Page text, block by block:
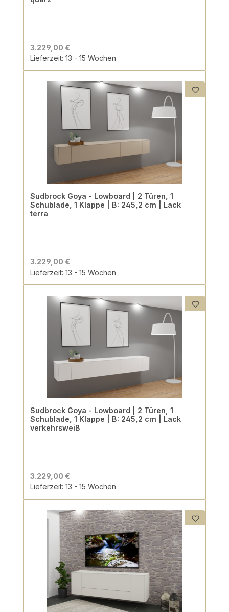
3.229,00 €
Lieferzeit: 13 - 15 Wochen
Sudbrock Goya - Lowboard | 2 Türen, 1
Schublade, 1 Klappe | B: 245,2 cm | Lack
terra
3.229,00 €
Lieferzeit: 13 - 15 Wochen
Sudbrock Goya - Lowboard | 2 Türen, 1
Schublade, 1 Klappe | B: 245,2 cm | Lack
verkehrsweiß
3.229,00 €
Lieferzeit: 13 - 15 Wochen